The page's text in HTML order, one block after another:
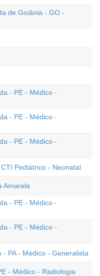
de Goiânia - GO -
- PE - Médico -
- PE - Médico -
- PE - Médico -
Pediátrico - Neonatal
Amarela
- PE - Médico -
- PE - Médico -
PA - Médico - Generalista
- Médico - Radiologia